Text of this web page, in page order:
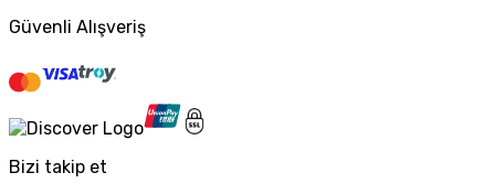
Güvenli Alışveriş
Bizi takip et